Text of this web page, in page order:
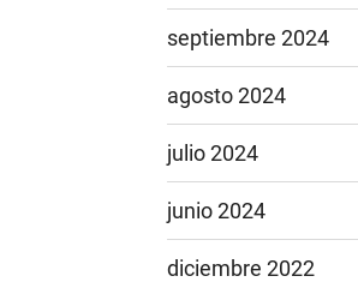
septiembre 2024
agosto 2024
julio 2024
junio 2024
diciembre 2022